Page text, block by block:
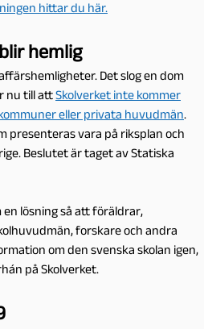
hittar du här.
hemlig
Det slog en dom
nu till attSkolverket inte kommer
eller privata huvudmän.
presenteras vara på riksplan och
Beslutet är taget av Statiska
lösning så att föräldrar,
forskare och andra
om den svenska skolan igen,
på Skolverket.